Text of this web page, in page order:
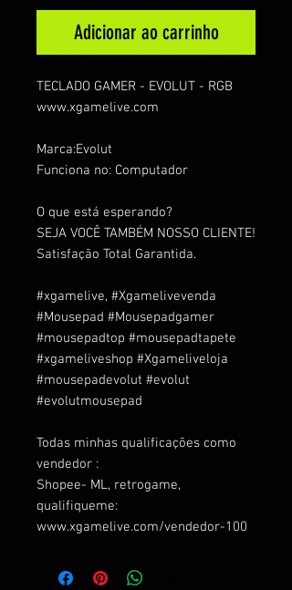
Adicionar ao carrinho
TECLADO GAMER - EVOLUT - RGB
www.xgamelive.com
Marca:Evolut
Funciona no: Computador
O que está esperando?
SEJA VOCÊ TAMBÉM NOSSO CLIENTE!
Satisfação Total Garantida.
#xgamelive, #Xgamelivevenda
#Mousepad #Mousepadgamer
#mousepadtop #mousepadtapete
#xgameliveshop #Xgameliveloja
#mousepadevolut #evolut
#evolutmousepad
Todas minhas qualificações como
vendedor :
Shopee- ML, retrogame,
qualifiqueme:
www.xgamelive.com/vendedor-100